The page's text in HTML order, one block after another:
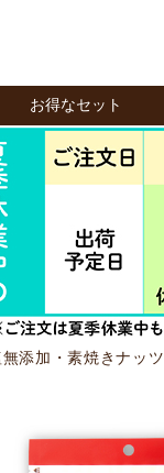
お得なセット
添加・素焼きナッツ